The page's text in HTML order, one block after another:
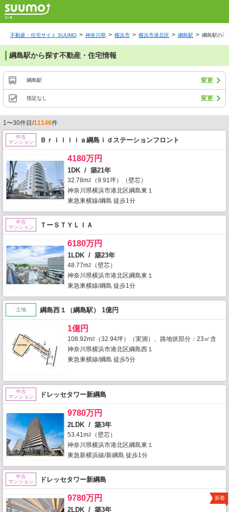
不動産・住宅サイト SUUMO 神奈川県 横浜市 横浜市港北区 綱島駅 綱島駅の不
綱島駅から探す不動産・住宅情報
綱島駅 変更
指定なし 変更
1〜30件目/11146件
中古
マンション
Ｂｒｉｌｌｉａ綱島ｉｄステーションフロント
4180万円
1DK / 築21年
32.78m2
（9.91坪）（壁芯）
神奈川県横浜市港北区綱島東１
東急東横線/綱島 徒歩1分
中古
マンション
ＴーＳＴＹＬＩＡ
6180万円
1LDK / 築23年
48.77m2
（壁芯）
神奈川県横浜市港北区綱島東１
東急東横線/綱島 徒歩1分
土地 綱島西１（綱島駅） 1億円
1億円
108.92m2
（32.94坪）（実測）、路地状部分：23㎡含
神奈川県横浜市港北区綱島西１
東急東横線/綱島 徒歩5分
中古
マンション
ドレッセタワー新綱島
9780万円
2LDK / 築3年
53.41m2
（壁芯）
神奈川県横浜市港北区綱島東１
東急新横浜線/新綱島 徒歩1分
中古
マンション
ドレッセタワー新綱島
9780万円
2LDK / 築3年
新着